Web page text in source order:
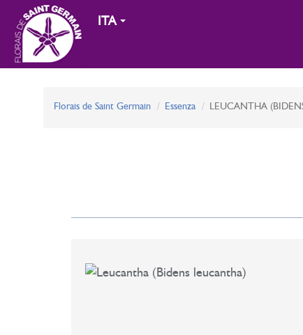
ITA
Florais de Saint Germain Essenza LEUCANTHA